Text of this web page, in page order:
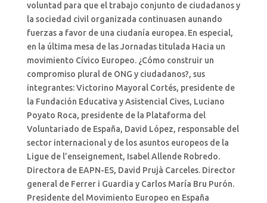
voluntad para que el trabajo conjunto de ciudadanos y
la sociedad civil organizada continuasen aunando
fuerzas a favor de una ciudanía europea. En especial,
en la última mesa de las Jornadas titulada Hacia un
movimiento Cívico Europeo. ¿Cómo construir un
compromiso plural de ONG y ciudadanos?, sus
integrantes: Victorino Mayoral Cortés, presidente de
la Fundación Educativa y Asistencial Cives, Luciano
Poyato Roca, presidente de la Plataforma del
Voluntariado de España, David López, responsable del
sector internacional y de los asuntos europeos de la
Ligue de l’enseignement, Isabel Allende Robredo.
Directora de EAPN-ES, David Prujà Carceles. Director
general de Ferrer i Guardia y Carlos María Bru Purón.
Presidente del Movimiento Europeo en España